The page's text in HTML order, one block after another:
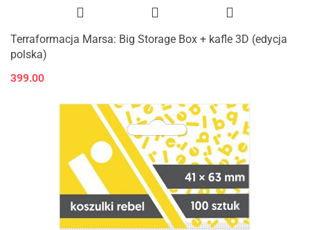
Terraformacja Marsa: Big Storage Box + kafle 3D (edycja
polska)
399.00